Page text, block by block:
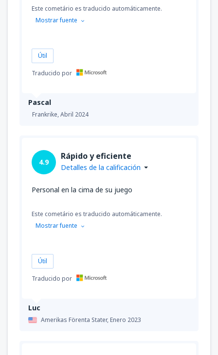
Pascal
Frankrike,Abril 2024
Este cometário es traducido automáticamente.
Mostrar fuente
Útil
Traducido por
Luc
Amerikas Förenta Stater,Enero 2023
4.9
Rápido y eficiente
Detalles de la calificación
Personal en la cima de su juego
Este cometário es traducido automáticamente.
Mostrar fuente
Útil
Traducido por